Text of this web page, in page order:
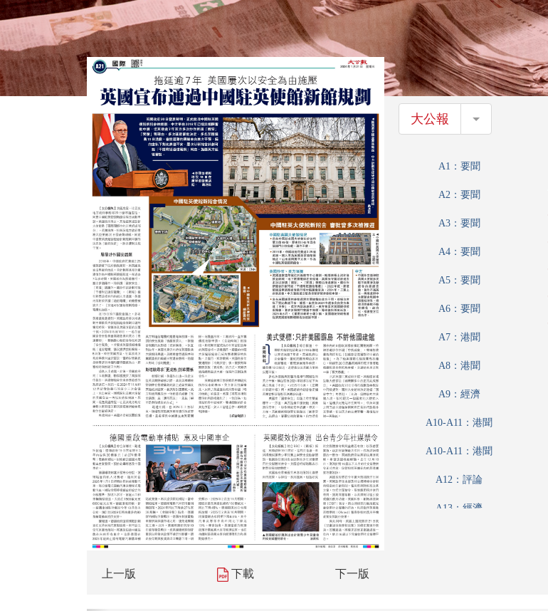
上一版 下載 下一版
大公報 大公報
A1：要聞
A2：要聞
A3：要聞
A4：要聞
A5：要聞
A6：要聞
A7：港聞
A8：港聞
A9：經濟
A10-A11：港聞
A10-A11：港聞
A12：評論
A13：經濟